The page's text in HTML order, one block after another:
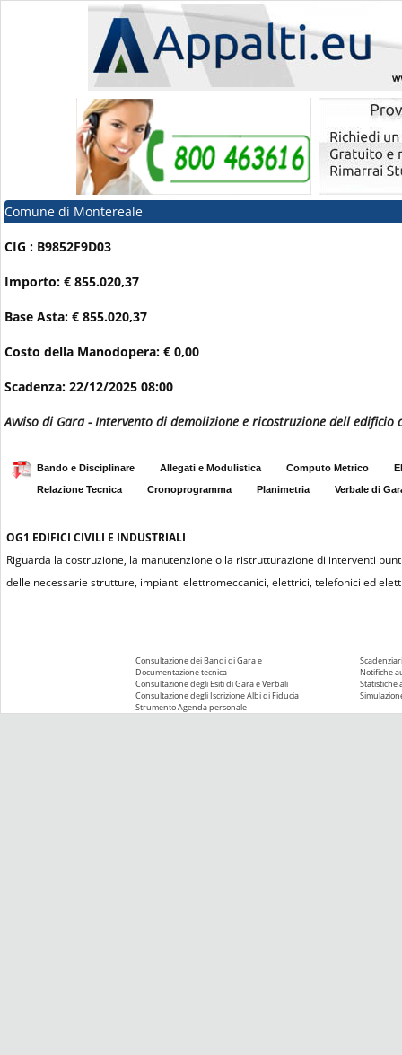
Comune di Montereale
CIG : B9852F9D03
Importo: € 855.020,37
Base Asta: € 855.020,37
Costo della Manodopera: € 0,00
Scadenza: 22/12/2025 08:00
Avviso di Gara - Intervento di demolizione e ricostruzione dell edificio
Bando e Disciplinare Allegati e Modulistica Computo Metrico
Relazione Tecnica
Cronoprogramma Planimetria Verbale di
OG1 EDIFICI CIVILI E INDUSTRIALI
Riguarda la costruzione, la manutenzione o la ristrutturazione di interventi
delle necessarie strutture, impianti elettromeccanici, elettrici, telefonici ed
Consultazione dei Bandi di Gara e
Documentazione tecnica
Consultazione degli Esiti di Gara e Verbali
Consultazione degli Iscrizione Albi di Fiducia
Strumento Agenda personale
Notifiche
Statistiche